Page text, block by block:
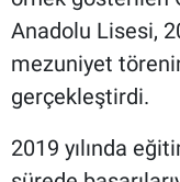
Anadolu Lisesi,
mezuniyet
gerçekleştirdi.
2019 yılında